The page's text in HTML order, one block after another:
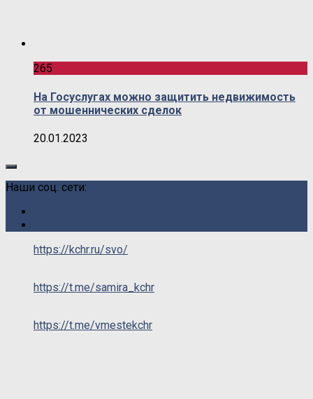
265
На Госуслугах можно защитить недвижимость
от мошеннических сделок
20.01.2023
Наши соц. сети:
https://kchr.ru/svo/
https://t.me/samira_kchr
https://t.me/vmestekchr